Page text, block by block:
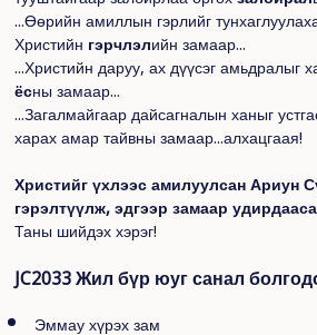
...Өөрийн амиллын гэрлийг
Христийн гэрчлэлийн замаар...
...Христийн даруу, ах дүүсэг амьдралыг
ёсны замаар...
...Загалмайгаар дайсагналын ханыг
харах амар тайвны замаар...алхацгаая!
Христийг үхлээс амилуулсан Ариун
гэрэлтүүлж, эдгээр замаар
Таны шийдэх хэрэг!
JC2033 Жил бүр юуг санал
Эммау хүрэх зам